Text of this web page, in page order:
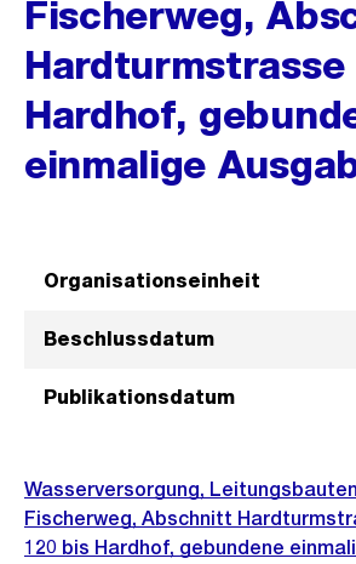
Fischerweg,
Hardturmstrasse
Hardhof,
einmalige
Organisationseinheit
Beschlussdatum
Publikationsdatum
Wasserversorgung, Leitungsbauten
Fischerweg, Abschnitt
120 bis Hardhof, gebundene